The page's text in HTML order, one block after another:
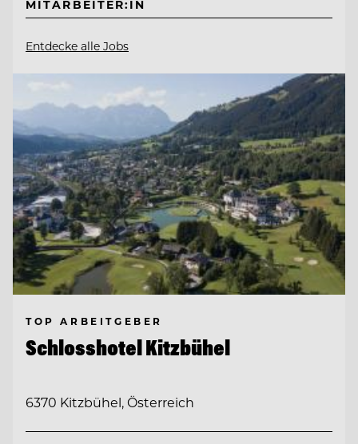
MITARBEITER:IN
Entdecke alle Jobs
TOP ARBEITGEBER
Schlosshotel Kitzbühel
6370 Kitzbühel, Österreich